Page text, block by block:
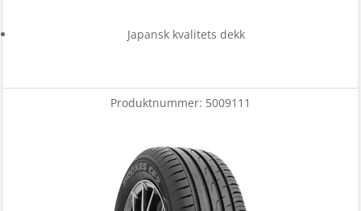
Japansk kvalitets dekk
Produktnummer: 5009111